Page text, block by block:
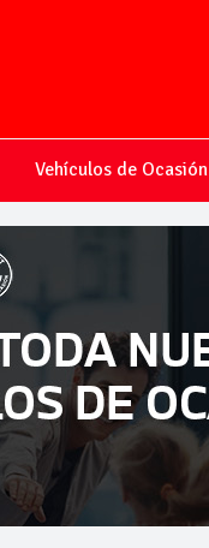
Vehículos de Ocasión